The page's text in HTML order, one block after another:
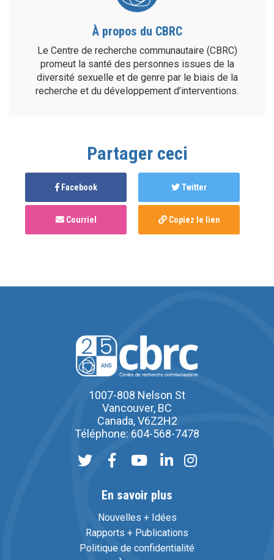
À propos du CBRC
Le Centre de recherche communautaire (CBRC)
promeut la santé des personnes issues de la
diversité sexuelle et de genre par le biais de la
recherche et du développement d’interventions.
Partager ceci
Facebook Twitter
Courriel Copiez le lien
1007-808 Nelson St
Vancouver, BC
Canada, V6Z2H2
Téléphone: 604-568-7478
En savoir plus
Nouvelles + Idées
Rapports + Publications
Politique de confidentialité